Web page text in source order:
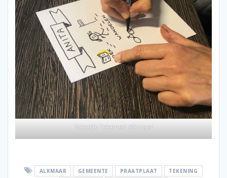
Zakelijk Tekenen Alkmaar
ALKMAAR GEMEENTE PRAATPLAAT TEKENING